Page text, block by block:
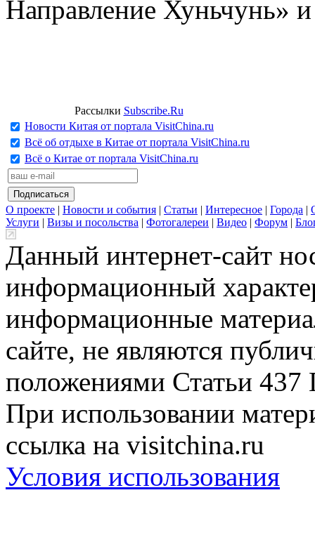
Направление Хуньчунь»
Рассылки Subscribe.Ru
Новости Китая от портала VisitChina.ru
Всё об отдыхе в Китае от портала VisitChina.ru
Всё о Китае от портала VisitChina.ru
О проекте | Новости и события | Статьи | Интересное | Города |
Услуги | Визы и посольства | Фотогалереи | Видео | Форум |
Данный интернет-сайт
информационный
информационные
сайте, не являются
положениями Статьи 437
При использовании
ссылка на visitchina.ru
Условия использования